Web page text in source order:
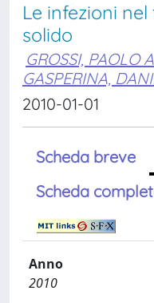
Le infezioni
solido
GROSSI, PAOLO
GASPERINA,
2010-01-01
Scheda breve
Scheda
Anno
2010